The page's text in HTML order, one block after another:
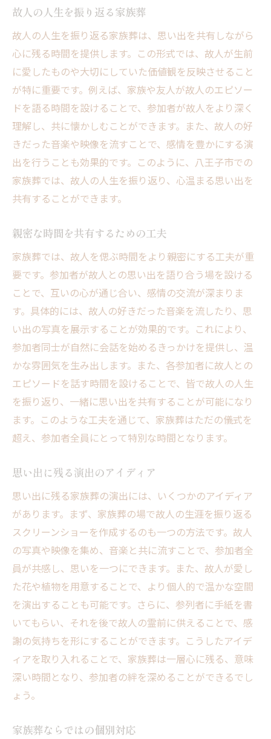
故人の人生を振り返る家族葬
故人の人生を振り返る家族葬は、思い出を共有しながら
心に残る時間を提供します。この形式では、故人が生前
に愛したものや大切にしていた価値観を反映させること
が特に重要です。例えば、家族や友人が故人のエピソー
ドを語る時間を設けることで、参加者が故人をより深く
理解し、共に懐かしむことができます。また、故人の好
きだった音楽や映像を流すことで、感情を豊かにする演
出を行うことも効果的です。このように、八王子市での
家族葬では、故人の人生を振り返り、心温まる思い出を
共有することができます。
親密な時間を共有するための工夫
家族葬では、故人を偲ぶ時間をより親密にする工夫が重
要です。参加者が故人との思い出を語り合う場を設ける
ことで、互いの心が通じ合い、感情の交流が深まりま
す。具体的には、故人の好きだった音楽を流したり、思
い出の写真を展示することが効果的です。これにより、
参加者同士が自然に会話を始めるきっかけを提供し、温
かな雰囲気を生み出します。また、各参加者に故人との
エピソードを話す時間を設けることで、皆で故人の人生
を振り返り、一緒に思い出を共有することが可能になり
ます。このような工夫を通じて、家族葬はただの儀式を
超え、参加者全員にとって特別な時間となります。
思い出に残る演出のアイディア
思い出に残る家族葬の演出には、いくつかのアイディア
があります。まず、家族葬の場で故人の生涯を振り返る
スクリーンショーを作成するのも一つの方法です。故人
の写真や映像を集め、音楽と共に流すことで、参加者全
員が共感し、思いを一つにできます。また、故人が愛し
た花や植物を用意することで、より個人的で温かな空間
を演出することも可能です。さらに、参列者に手紙を書
いてもらい、それを後で故人の霊前に供えることで、感
謝の気持ちを形にすることができます。こうしたアイデ
ィアを取り入れることで、家族葬は一層心に残る、意味
深い時間となり、参加者の絆を深めることができるでし
ょう。
家族葬ならではの個別対応